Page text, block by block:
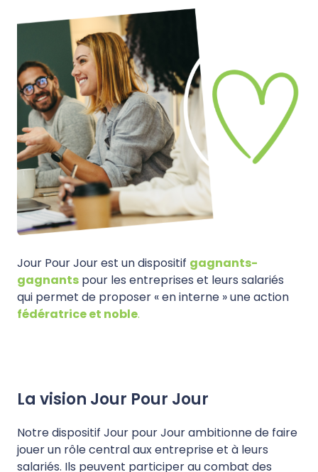
Jour Pour Jour est un dispositif gagnants-
gagnants pour les entreprises et leurs salariés
qui permet de proposer « en interne » une action
fédératrice et noble.
La vision Jour Pour Jour
Notre dispositif Jour pour Jour ambitionne de faire
jouer un rôle central aux entreprise et à leurs
salariés. Ils peuvent participer au combat des